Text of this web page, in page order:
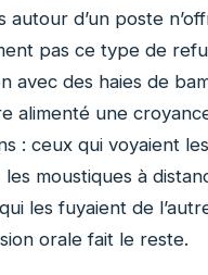
autour d’un poste
pas ce type de
avec des haies de
alimenté une
: ceux qui voyaient
moustiques à
les fuyaient de
orale fait le reste.